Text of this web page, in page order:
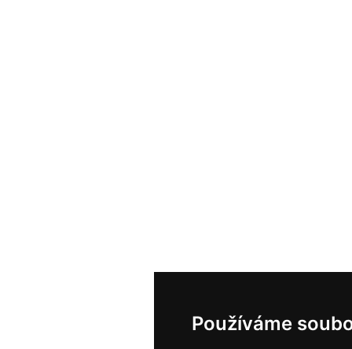
Používáme